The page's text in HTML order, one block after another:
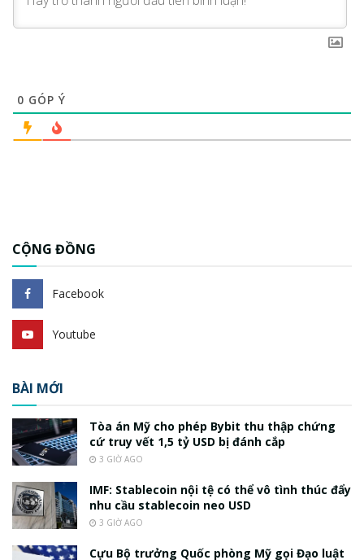
0 GÓP Ý
CỘNG ĐỒNG
Facebook
Youtube
BÀI MỚI
Tòa án Mỹ cho phép Bybit thu thập chứng
cứ truy vết 1,5 tỷ USD bị đánh cắp
3 GIỜ AGO
IMF: Stablecoin nội tệ có thể vô tình thúc đẩy
nhu cầu stablecoin neo USD
3 GIỜ AGO
Cựu Bộ trưởng Quốc phòng Mỹ gọi Đạo luật